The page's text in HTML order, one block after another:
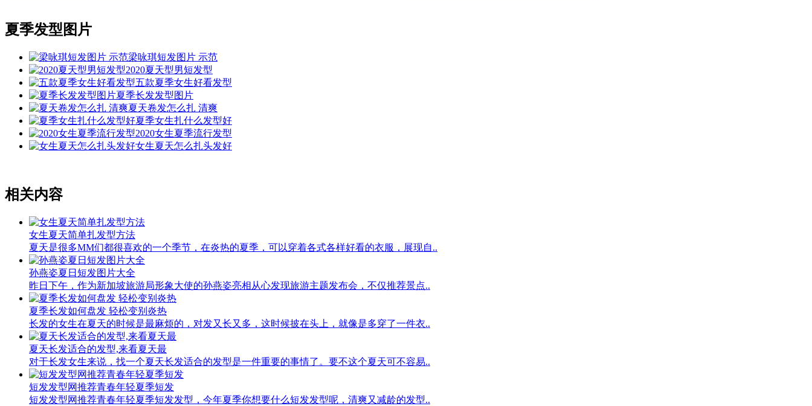
夏季发型图片
梁咏琪短发图片 示范
2020夏天型男短发型
五款夏季女生好看发型
夏季长发发型图片
夏天卷发怎么扎 清爽
夏季女生扎什么发型好
2020女生夏季流行发型
女生夏天怎么扎头发好
相关内容
女生夏天简单扎发型方法
夏天是很多MM们都很喜欢的一个季节，在炎热的夏季，可以穿着各式各样好看的衣服，展现自..
孙燕姿夏日短发图片大全
昨日下午，作为新加坡旅游局形象大使的孙燕姿亮相从心发现旅游主题发布会，不仅推荐景点..
夏季长发如何盘发 轻松变别炎热
长发的女生在夏天的时候是最麻烦的，对发又长又多，这时候披在头上，就像是多穿了一件衣..
夏天长发适合的发型,来看夏天最
对于长发女生来说，找一个夏天长发适合的发型是一件重要的事情了。要不这个夏天可不容易..
短发发型网推荐青春年轻夏季短发
短发发型网推荐青春年轻夏季短发发型，今年夏季你想要什么短发发型呢，清爽又减龄的发型..